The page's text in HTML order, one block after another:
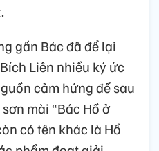
gần Bác đã để lại
Liên nhiều ký ức
cảm hứng để sau
mài “Bác Hồ ở
có tên khác là Hồ